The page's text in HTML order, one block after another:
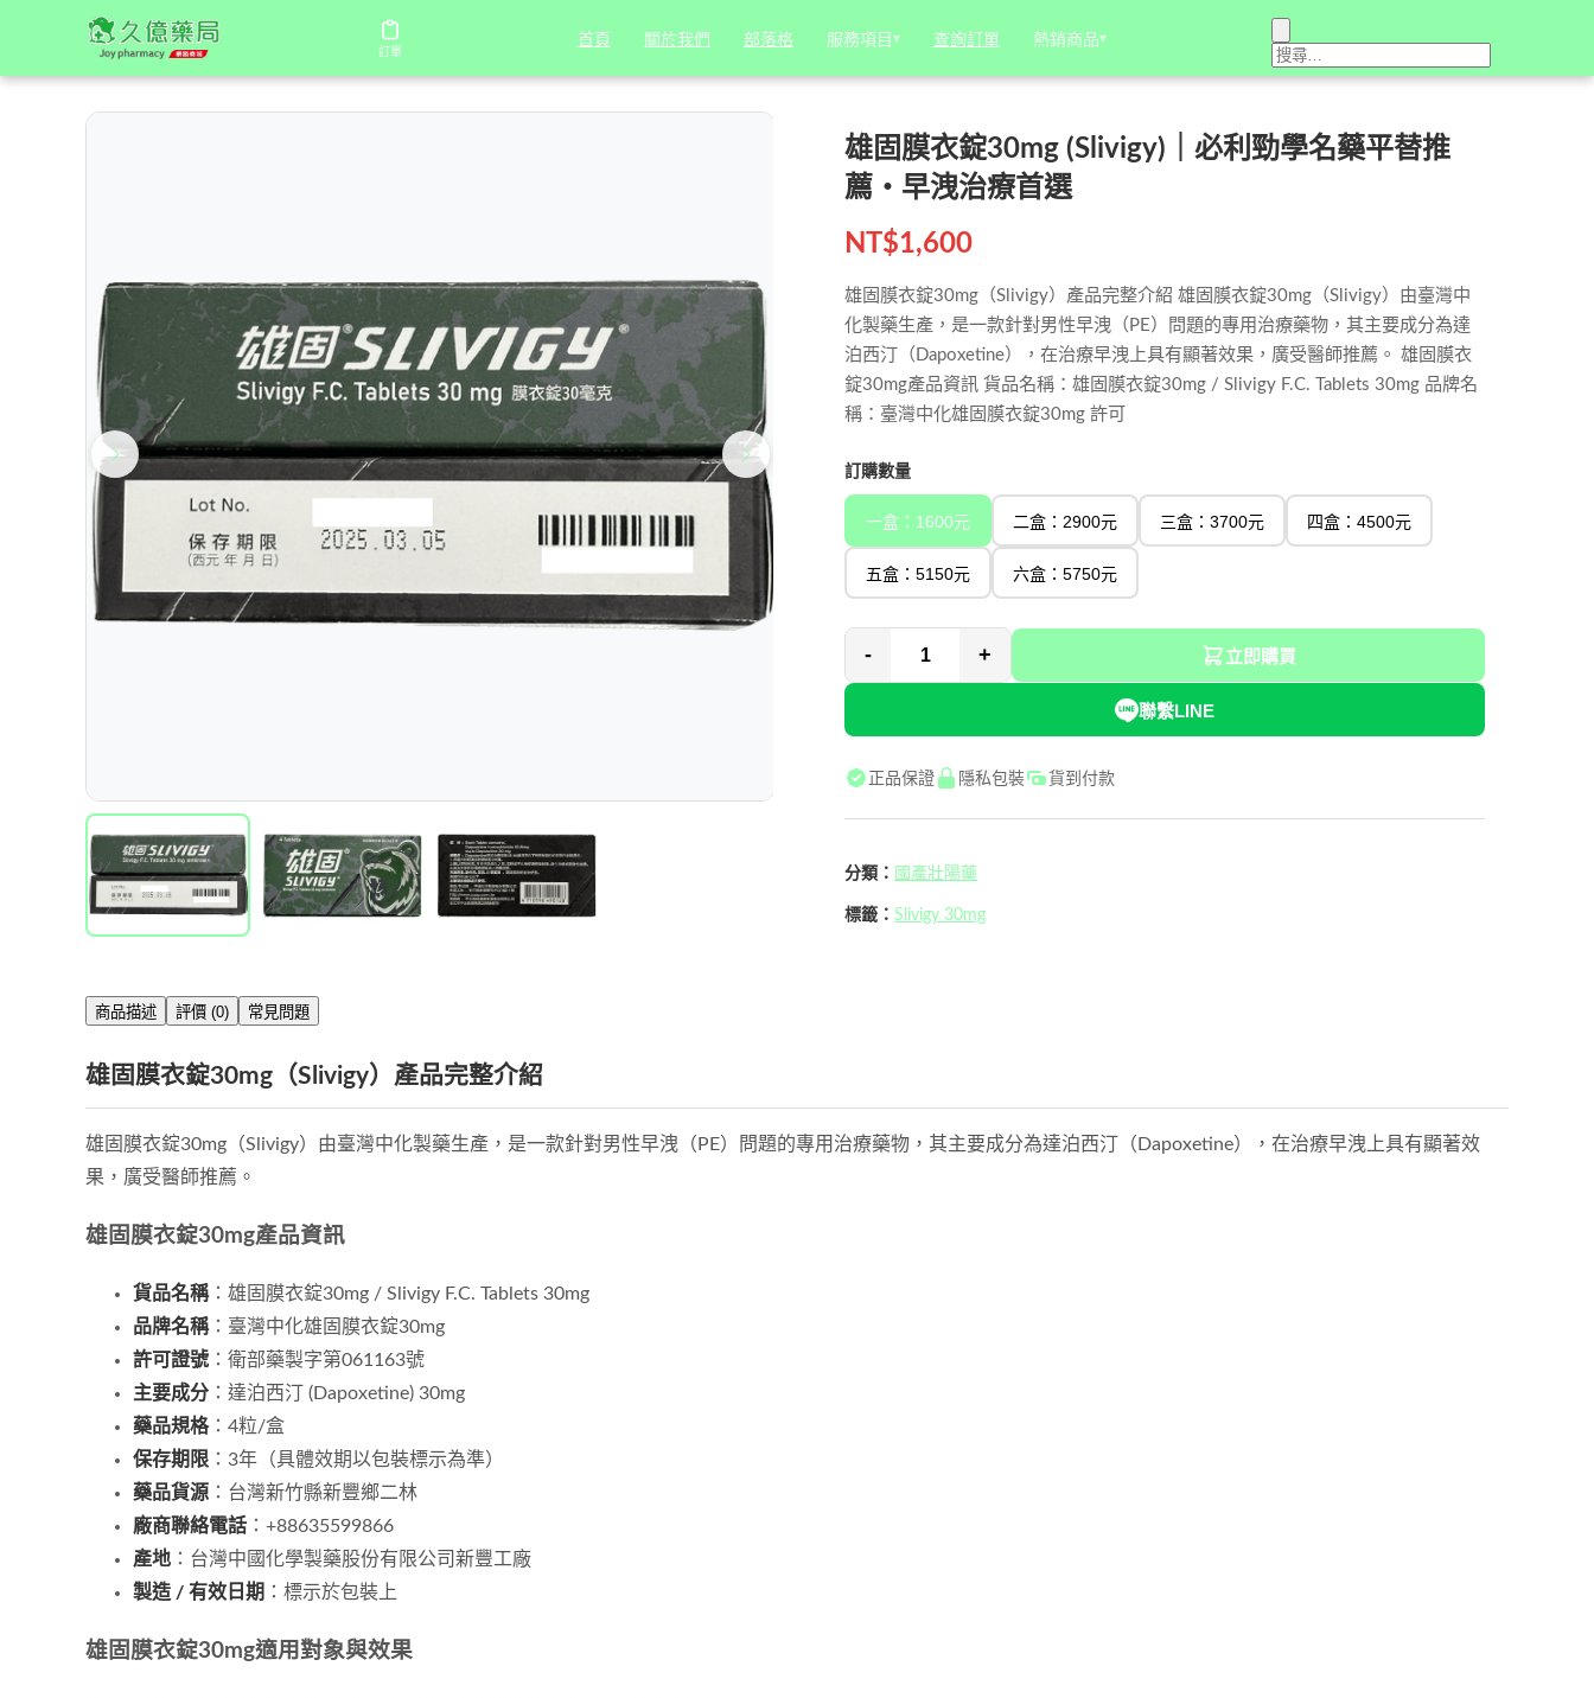
訂單
首頁 關於我們 部落格 服務項目 ▾ 查詢訂單 熱銷商品▾
訂單
首頁 關於我們 部落格 服務項目 ▾ 查詢訂單 熱銷商品▾
首頁 / 商店 / 國產壯陽藥 雄固膜衣錠30mg (Slivigy)｜必利勁學名藥平替推薦・早洩治療首選
雄固膜衣錠30mg (Slivigy)｜必利勁學名藥平替推
薦・早洩治療首選
NT$1,600
雄固膜衣錠30mg（Slivigy）產品完整介紹 雄固膜衣錠30mg（Slivigy）由臺灣中
化製藥生產，是一款針對男性早洩（PE）問題的專用治療藥物，其主要成分為達
泊西汀（Dapoxetine），在治療早洩上具有顯著效果，廣受醫師推薦。 雄固膜衣
錠30mg產品資訊 貨品名稱：雄固膜衣錠30mg / Slivigy F.C. Tablets 30mg 品牌名
稱：臺灣中化雄固膜衣錠30mg 許可
訂購數量
一盒：1600元 二盒：2900元 三盒：3700元 四盒：4500元
五盒：5150元 六盒：5750元
- + 立即購買
聯繫LINE
正品保證 隱私包裝 貨到付款
分類： 國產壯陽藥
標籤： Slivigy 30mg
商品描述 評價 (0) 常見問題
雄固膜衣錠30mg（Slivigy）產品完整介紹
雄固膜衣錠30mg（Slivigy）由臺灣中化製藥生產，是一款針對男性早洩（PE）問題的專用治療藥物，其主要成分為達泊西汀（Dapoxetine），在治療早洩上具有顯著效
果，廣受醫師推薦。
雄固膜衣錠30mg產品資訊
貨品名稱：雄固膜衣錠30mg / Slivigy F.C. Tablets 30mg
品牌名稱：臺灣中化雄固膜衣錠30mg
許可證號 ：衛部藥製字第061163號
主要成分 ：達泊西汀 (Dapoxetine) 30mg
藥品規格：4粒/盒
保存期限 ：3年（具體效期以包裝標示為準）
藥品貨源 ：台灣新竹縣新豐鄉二林
廠商聯絡電話 ：+88635599866
產地 ：台灣中國化學製藥股份有限公司新豐工廠
製造 / 有效日期 ：標示於包裝上
雄固膜衣錠30mg適用對象與效果